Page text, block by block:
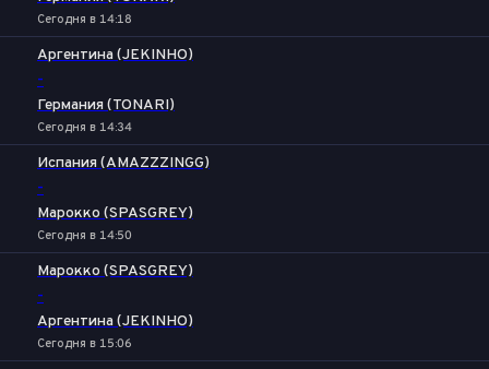
Сегодня в 14:18
Аргентина (JEKINHO)
-
Германия (TONARI)
Сегодня в 14:34
Испания (AMAZZZINGG)
-
Марокко (SPASGREY)
Сегодня в 14:50
Марокко (SPASGREY)
-
Аргентина (JEKINHO)
Сегодня в 15:06